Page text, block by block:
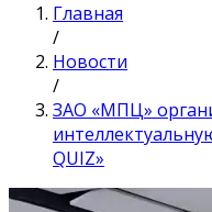
Главная
/
Новости
/
ЗАО «МПЦ»
QUIZ»